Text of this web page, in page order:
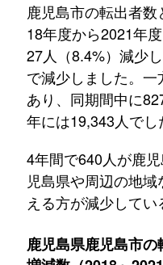
鹿児島市の転出者
18年度から2021年
27人（8.4%）減少
で減少しました。
あり、同期間中に
年には19,343人でし
4年間で640人が鹿
児島県や周辺の地
える方が減少してい
鹿児島県鹿児島市